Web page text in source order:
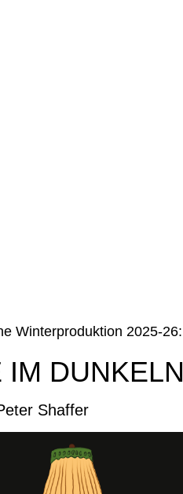
Winterproduktion 2025-26:
IM DUNKELN
Shaffer